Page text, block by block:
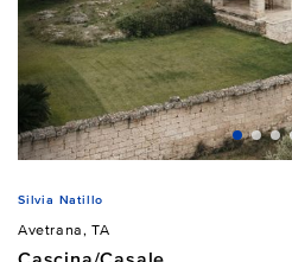
Silvia Natillo
Avetrana, TA